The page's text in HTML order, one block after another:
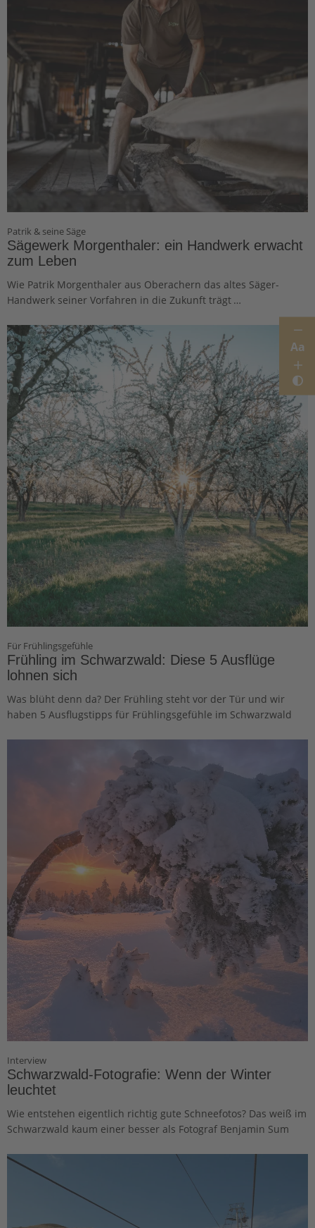
Aa
Patrik & seine Säge
Sägewerk Morgenthaler: ein Handwerk erwacht
zum Leben
Wie Patrik Morgenthaler aus Oberachern das altes Säger-
Handwerk seiner Vorfahren in die Zukunft trägt …
Für Frühlingsgefühle
Frühling im Schwarzwald: Diese 5 Ausflüge
lohnen sich
Was blüht denn da? Der Frühling steht vor der Tür und wir
haben 5 Ausflugstipps für Frühlingsgefühle im Schwarzwald
Interview
Schwarzwald-Fotografie: Wenn der Winter
leuchtet
Wie entstehen eigentlich richtig gute Schneefotos? Das weiß im
Schwarzwald kaum einer besser als Fotograf Benjamin Sum